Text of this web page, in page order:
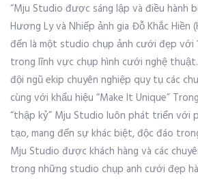
“Mju Studio được sáng lập và điều hành
Hương Ly và Nhiếp ảnh gia Đỗ Khắc
đến là một studio chụp ảnh cưới đẹp với
trong lĩnh vực chụp hình cưới nghệ
đội ngũ ekip chuyên nghiệp quy tụ các
cùng với khẩu hiệu “Make It Unique”
“thập kỷ” Mju Studio luôn phát triển với
tạo, mang đến sự khác biệt, độc đáo
Mju Studio được khách hàng và các
trong những studio chụp anh cưới đẹp